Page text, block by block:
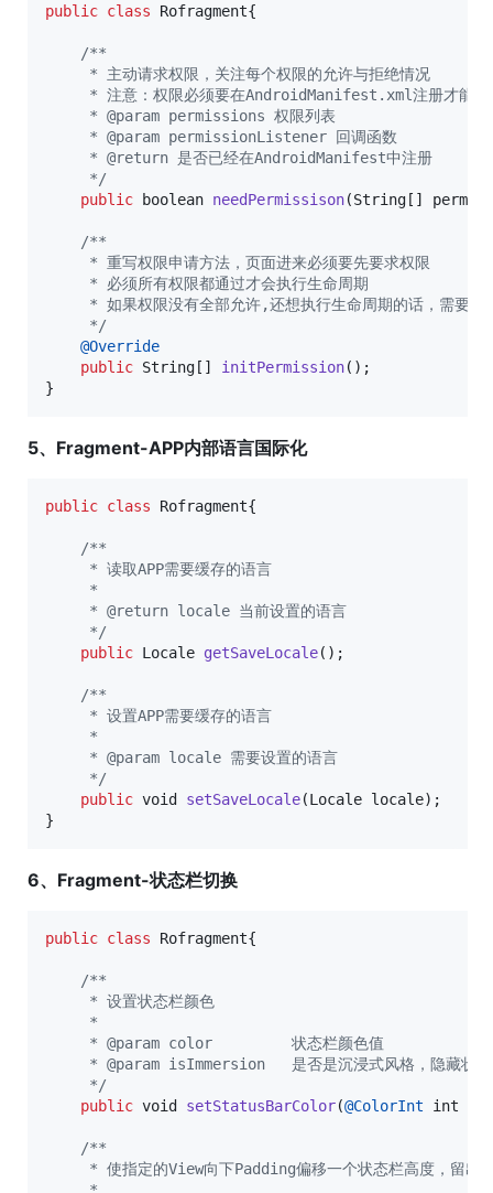
public class Rofragment{
/**
     * 主动请求权限，关注每个权限的允许与拒绝情况
* 注意：权限必须要在AndroidManifest.xml注册才能正
     * @param permissions 权限列表
     * @param permissionListener 回调函数
     * @return 是否已经在AndroidManifest中注册
     */
public boolean needPermissison(String[]
/**
     * 重写权限申请方法，页面进来必须要先要求权限
     * 必须所有权限都通过才会执行生命周期
* 如果权限没有全部允许,还想执行生命周期的话，需
     */
@Override
public String[] initPermission();
}
5、Fragment-APP内部语言国际化
public class Rofragment{
/**
     * 读取APP需要缓存的语言
     *
     * @return locale 当前设置的语言
     */
public Locale getSaveLocale();
/**
     * 设置APP需要缓存的语言
     *
     * @param locale 需要设置的语言
     */
public void setSaveLocale(Locale locale);
}
6、Fragment-状态栏切换
public class Rofragment{
/**
     * 设置状态栏颜色
     *
     * @param color         状态栏颜色值
* @param isImmersion   是否是沉浸式风格，隐藏状态
     */
public void setStatusBarColor(@ColorInt int
/**
* 使指定的View向下Padding偏移一个状态栏高度，留出
     *